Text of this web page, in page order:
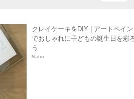
クレイケーキをDIY | アートペイン
でおしゃれに子どもの誕生日を彩
う
Naho